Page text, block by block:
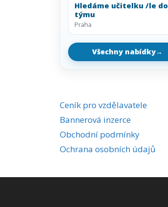
Hledáme učitelku /le do
týmu
Praha
Všechny nabídky→
Ceník pro vzdělavatele
Bannerová inzerce
Obchodní podmínky
Ochrana osobních údajů